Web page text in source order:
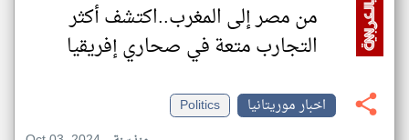
من مصر إلى المغرب..اكتشف أكثر
التجارب متعة في صحاري إفريقيا
اخبار موريتانيا
Politics